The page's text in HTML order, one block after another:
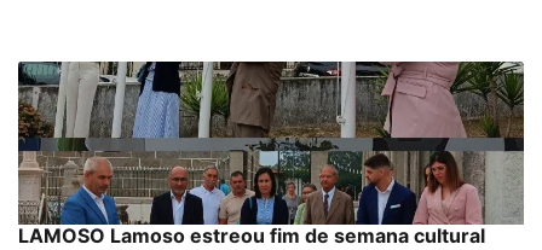
LAMOSO Lamoso estreou fim de semana cultural